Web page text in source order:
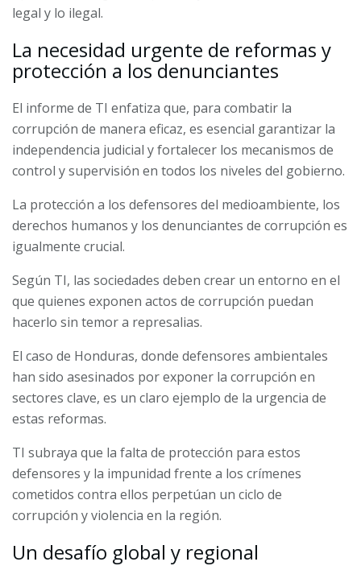
legal y lo ilegal.
La necesidad urgente de reformas y
protección a los denunciantes
El informe de TI enfatiza que, para combatir la
corrupción de manera eficaz, es esencial garantizar la
independencia judicial y fortalecer los mecanismos de
control y supervisión en todos los niveles del gobierno.
La protección a los defensores del medioambiente, los
derechos humanos y los denunciantes de corrupción es
igualmente crucial.
Según TI, las sociedades deben crear un entorno en el
que quienes exponen actos de corrupción puedan
hacerlo sin temor a represalias.
El caso de Honduras, donde defensores ambientales
han sido asesinados por exponer la corrupción en
sectores clave, es un claro ejemplo de la urgencia de
estas reformas.
TI subraya que la falta de protección para estos
defensores y la impunidad frente a los crímenes
cometidos contra ellos perpetúan un ciclo de
corrupción y violencia en la región.
Un desafío global y regional